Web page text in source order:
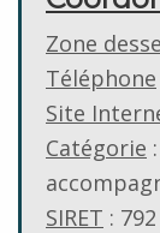
Zone
Téléphone
Site
Catégorie
SIRET :